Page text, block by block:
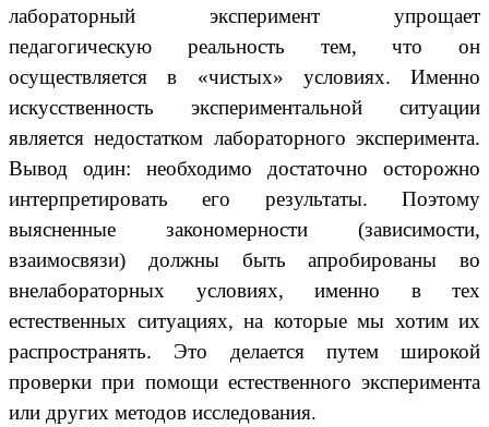
лабораторный эксперимент упрощает
педагогическую реальность тем, что он
осуществляется в «чистых» условиях. Именно
искусственность экспериментальной ситуации
является недостатком лабораторного эксперимента.
Вывод один: необходимо достаточно осторожно
интерпретировать его результаты. Поэтому
выясненные закономерности (зависимости,
взаимосвязи) должны быть апробированы во
внелабораторных условиях, именно в тех
естественных ситуациях, на которые мы хотим их
распространять. Это делается путем широкой
проверки при помощи естественного эксперимента
или других методов исследования.